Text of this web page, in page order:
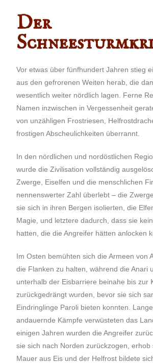
Der
Vor etwas über fünfhundert Jahren stieg
aus den gefrorenen Weiten herab, die
wesentlich weiter nördlich lagen. Ferne
Namen inzwischen in Vergessenheit
von unzähligen Frostriesen,
frostigen Abscheulichkeiten überrannt.
In den nördlichen und nordöstlichen
wurde die Zivilisation vollständig
Zwerge, Eiselfen und die menschlichen
nennenswerter Zahl überlebt – die
sie sich in ihren Bergen isolierten, die
Magie, und letztere dadurch, dass sie
hatten, die die Angreifer hätten anlocken
Im Osten bemühten sich die Armeen von
die Flanken zu halten, während die Anari
unterhalb der Eisbarriere beinahe bis zur
zurückgedrängt wurden, bevor sie sich
Eindringlinge Paroli bieten konnten.
andauernde Kämpfe verwüsteten das
einigen Jahren wurden die Angreifer
sie sich nach Norden zurückzogen, erhob
Mauer aus Eis und der Helfrost bildete